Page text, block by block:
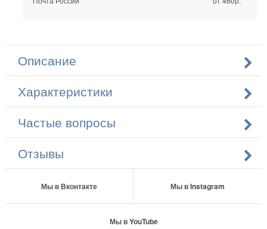
Описание
Характеристики
Частые вопросы
Отзывы
Мы в Вконтакте Мы в Instagram
Мы в YouTube